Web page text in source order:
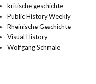
kritische geschichte
Public History Weekly
Rheinische Geschichte
Visual History
Wolfgang Schmale